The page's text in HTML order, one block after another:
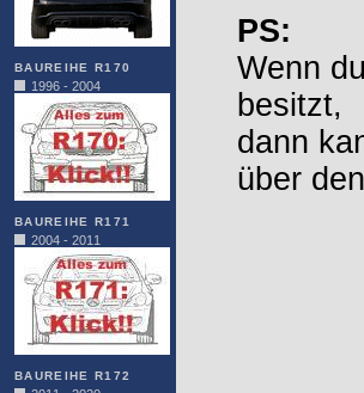
BAUREIHE R170
1996 - 2004
BAUREIHE R171
2004 - 2011
BAUREIHE R172
PS:
Wenn
besitzt,
dann
über